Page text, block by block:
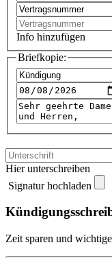
Info hinzufügen
Briefkopie:
Hier unterschreiben
Signatur hochladen
Zeit sparen und